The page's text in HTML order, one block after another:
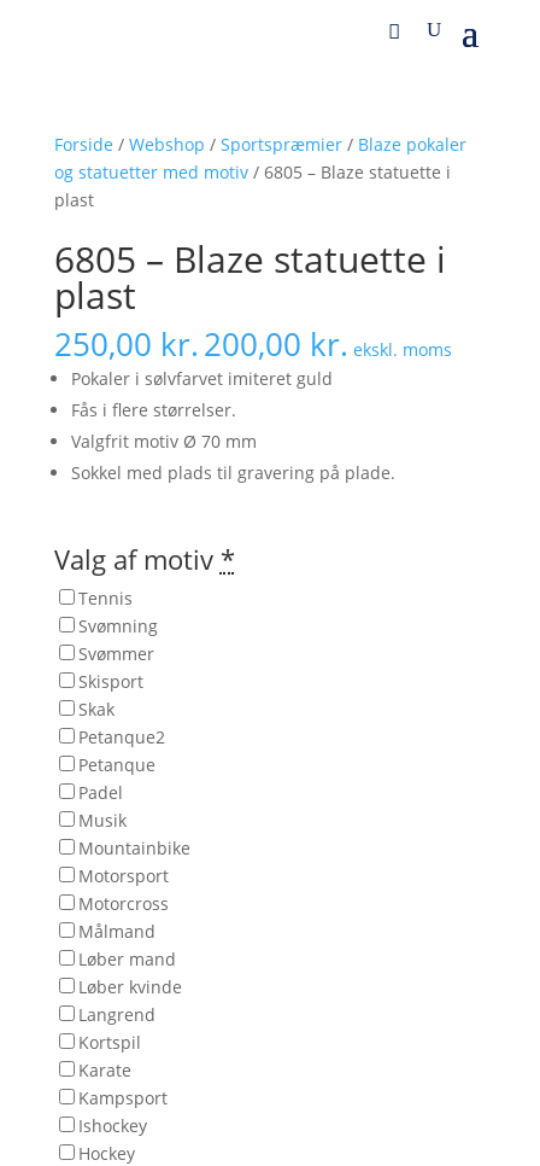
Forside / Webshop / Sportspræmier/ Blaze pokaler
og statuetter med motiv/ 6805 – Blaze statuette i
plast
6805 – Blaze statuette i
plast
250,00 kr.200,00 kr. ekskl. moms
Pokaler i sølvfarvet imiteret guld
Fås i flere størrelser.
Valgfrit motiv Ø 70 mm
Sokkel med plads til gravering på plade.
Valg af motiv *
Tennis
Svømning
Svømmer
Skisport
Skak
Petanque2
Petanque
Padel
Musik
Mountainbike
Motorsport
Motorcross
Målmand
Løber mand
Løber kvinde
Langrend
Kortspil
Karate
Kampsport
Ishockey
Hockey